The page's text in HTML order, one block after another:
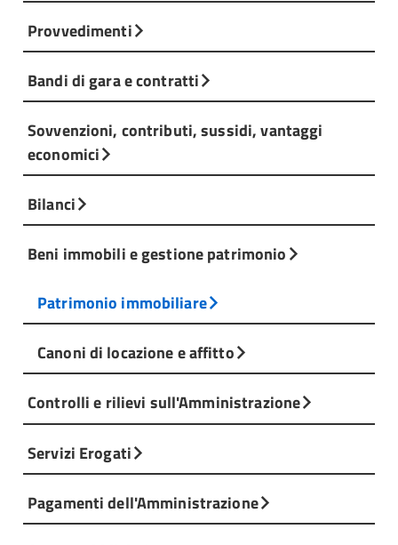
Provvedimenti
Bandi di gara e contratti
Sovvenzioni, contributi, sussidi, vantaggi
economici
Bilanci
Beni immobili e gestione patrimonio
Patrimonio immobiliare
Canoni di locazione e affitto
Controlli e rilievi sull'Amministrazione
Servizi Erogati
Pagamenti dell'Amministrazione